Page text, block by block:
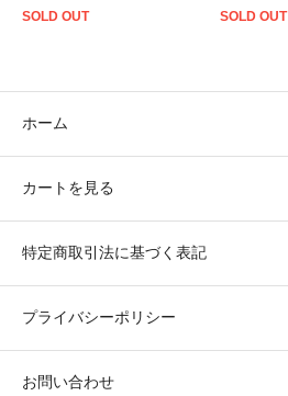
SOLD OUT
SOLD OUT
ホーム
カートを見る
特定商取引法に基づく表記
プライバシーポリシー
お問い合わせ